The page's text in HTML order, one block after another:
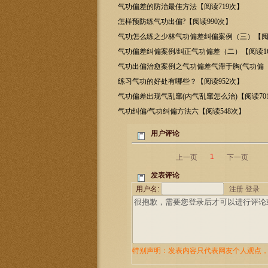
次】
气功偏差的防治最佳方法【阅读719次】
怎样预防练气功出偏?【阅读990次】
气功怎么练之少林气功偏差纠偏案例（三）【
次】
气功偏差纠偏案例/纠正气功偏差（二）【阅读
气功出偏治愈案例之气功偏差气滞于胸(气功偏
次】
练习气功的好处有哪些？【阅读952次】
气功偏差出现气乱窜(内气乱窜怎么治)【阅读
气功纠偏/气功纠偏方法六【阅读548次】